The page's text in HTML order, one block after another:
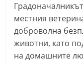
a
z
a
n
местния
доброволна
животни, като
на домашните